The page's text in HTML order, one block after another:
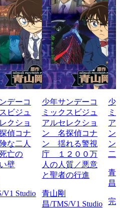
デーコ
ビジュ
クショ
偵コナ
な二人
亡の
壁
V1 Studio
少年サンデーコ
ミックスビジュ
アルセレクショ
ン 名探偵コナ
ン 揺れる警視
庁 １２００万
人の人質／悪意
と聖者の行進
青山剛
昌/TMS/V1 Studio
少
ミ
ア
ン
ン
二
青
昌
完